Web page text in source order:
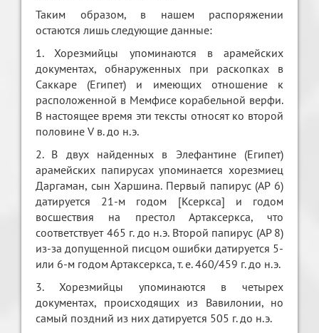
Таким образом, в нашем распоряжении
остаются лишь следующие данные:
1. Хорезмийцы упоминаются в арамейских
документах, обнаруженных при раскопках в
Саккаре (Египет) и имеющих отношение к
расположенной в Мемфисе корабельной верфи.
В настоящее время эти тексты относят ко второй
половине V в. до н.э.
2. В двух найденных в Элефантине (Египет)
арамейских папирусах упоминается хорезмиец
Даргаман, сын Харшина. Первый папирус (АР 6)
датируется 21-м годом [Ксеркса] и годом
восшествия на престол Артаксеркса, что
соответствует 465 г. до н.э. Второй папирус (АР 8)
из-за допущенной писцом ошибки датируется 5-
или 6-м годом Артаксеркса, т. е. 460/459 г. до н.э.
3. Хорезмийцы упоминаются в четырех
документах, происходящих из Вавилонии, но
самый поздний из них датируется 505 г. до н.э.